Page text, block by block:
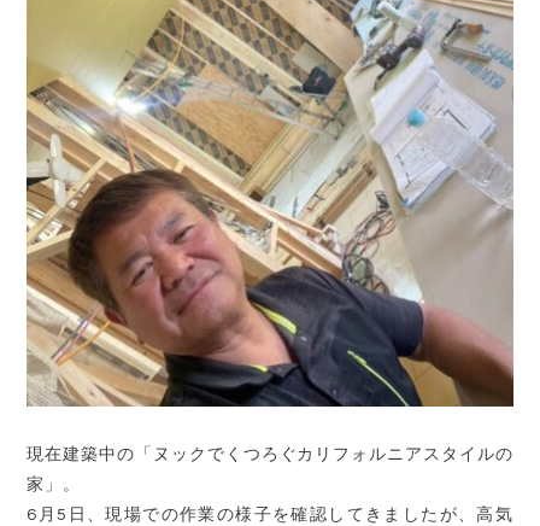
現在建築中の「ヌックでくつろぐカリフォルニアスタイルの
家」。
6月5日、現場での作業の様子を確認してきましたが、高気